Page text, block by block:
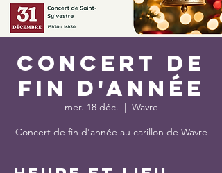
Concert de
fin d'année
mer. 18 déc.
  |
Wavre
Concert de fin d'année au carillon de Wavre